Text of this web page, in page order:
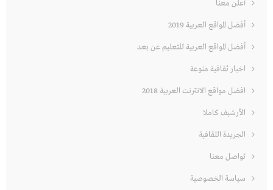
أعلن معنا
أفضل المواقع العربية 2019
أفضل المواقع العربية للتعليم عن بعد
اخبار ثقافية منوعة
افضل مواقع الانترنت العربية 2018
الأرشيف كاملا
الجريدة الثقافية
تواصل معنا
سياسة الخصوصية